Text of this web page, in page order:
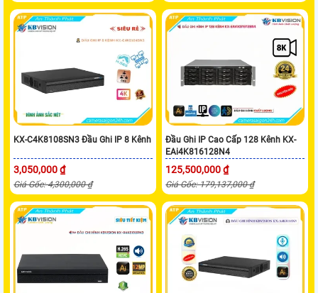
KX-C4K8108SN3 Đầu Ghi IP 8 Kênh
3,050,000 ₫
Giá Gốc: 4,300,000 ₫
Đầu Ghi IP Cao Cấp 128 Kênh KX-
EAi4K816128N4
125,500,000 ₫
Giá Gốc: 179,137,000 ₫